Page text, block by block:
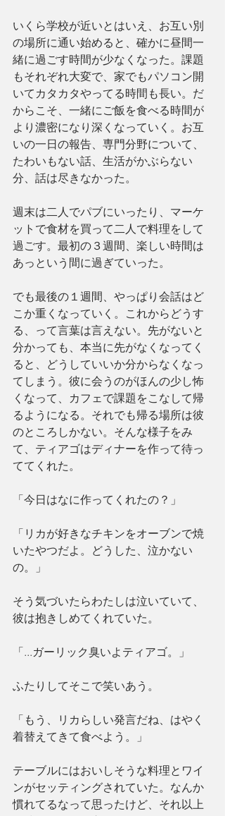
いくら学校が近いとはいえ、お互い別
の場所に通い始めると、確かに昼間一
緒に過ごす時間が少なくなった。課題
もそれぞれ大変で、家でもパソコン開
いてカタカタやってる時間も長い。だ
からこそ、一緒にご飯を食べる時間が
より濃密になり深くなっていく。お互
いの一日の報告、専門分野について、
たわいもない話、生活がかぶらない
分、話は尽きなかった。
週末は二人でパブにいったり、マーケ
ットで食材を買って二人で料理をして
過ごす。最初の３週間、楽しい時間は
あっという間に過ぎていった。
でも最後の１週間、やっぱり会話はど
こか重くなっていく。これからどうす
る、って言葉は言えない。先がないと
分かっても、本当に先がなくなってく
ると、どうしていいか分からなくなっ
てしまう。彼に会うのがほんの少し怖
くなって、カフェで課題をこなして帰
るようになる。それでも帰る場所は彼
のところしかない。そんな様子をみ
て、ティアゴはディナーを作って待っ
ててくれた。
「今日はなに作ってくれたの？」
「リカが好きなチキンをオーブンで焼
いたやつだよ。どうした、泣かない
の。」
そう気づいたらわたしは泣いていて、
彼は抱きしめてくれていた。
「...ガーリック臭いよティアゴ。」
ふたりしてそこで笑いあう。
「もう、リカらしい発言だね、はやく
着替えてきて食べよう。」
テーブルにはおいしそうな料理とワイ
ンがセッティングされていた。なんか
慣れてるなって思ったけど、それ以上